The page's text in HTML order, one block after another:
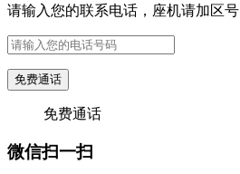
请输入您的联系电话，座机请加区号
免费通话
免费通话
微信扫一扫